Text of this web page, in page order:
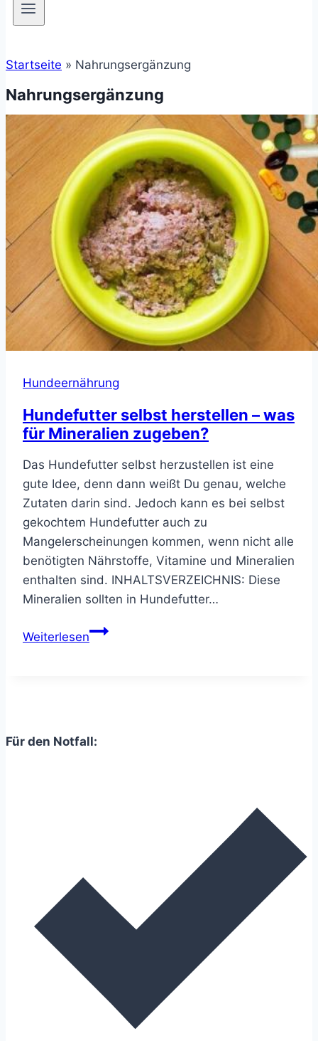
Startseite » Nahrungsergänzung
Nahrungsergänzung
Hundeernährung
Hundefutter selbst herstellen – was
für Mineralien zugeben?
Das Hundefutter selbst herzustellen ist eine
gute Idee, denn dann weißt Du genau, welche
Zutaten darin sind. Jedoch kann es bei selbst
gekochtem Hundefutter auch zu
Mangelerscheinungen kommen, wenn nicht alle
benötigten Nährstoffe, Vitamine und Mineralien
enthalten sind. INHALTSVERZEICHNIS: Diese
Mineralien sollten in Hundefutter…
WeiterlesenHundefutter
Mineralien
Für den Notfall: